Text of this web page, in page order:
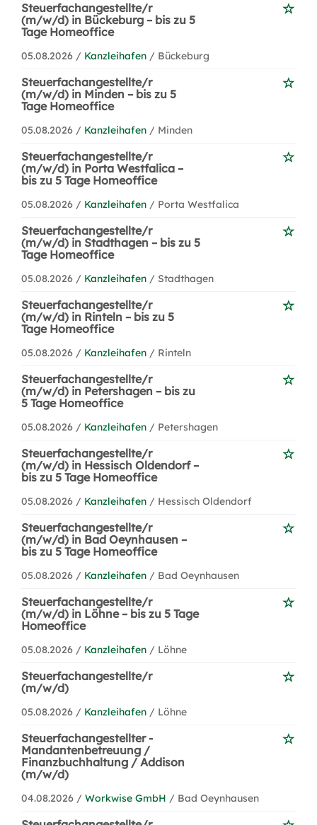
Steuerfachangestellte/r
(m/w/d) in Bückeburg – bis zu 5
Tage Homeoffice
05.08.2026 / Kanzleihafen / Bückeburg
Steuerfachangestellte/r
(m/w/d) in Minden – bis zu 5
Tage Homeoffice
05.08.2026 / Kanzleihafen / Minden
Steuerfachangestellte/r
(m/w/d) in Porta Westfalica –
bis zu 5 Tage Homeoffice
05.08.2026 / Kanzleihafen / Porta Westfalica
Steuerfachangestellte/r
(m/w/d) in Stadthagen – bis zu 5
Tage Homeoffice
05.08.2026 / Kanzleihafen / Stadthagen
Steuerfachangestellte/r
(m/w/d) in Rinteln – bis zu 5
Tage Homeoffice
05.08.2026 / Kanzleihafen / Rinteln
Steuerfachangestellte/r
(m/w/d) in Petershagen – bis zu
5 Tage Homeoffice
05.08.2026 / Kanzleihafen / Petershagen
Steuerfachangestellte/r
(m/w/d) in Hessisch Oldendorf –
bis zu 5 Tage Homeoffice
05.08.2026 / Kanzleihafen / Hessisch Oldendorf
Steuerfachangestellte/r
(m/w/d) in Bad Oeynhausen –
bis zu 5 Tage Homeoffice
05.08.2026 / Kanzleihafen / Bad Oeynhausen
Steuerfachangestellte/r
(m/w/d) in Löhne – bis zu 5 Tage
Homeoffice
05.08.2026 / Kanzleihafen / Löhne
Steuerfachangestellte/r
(m/w/d)
05.08.2026 / Kanzleihafen / Löhne
Steuerfachangestellter -
Mandantenbetreuung /
Finanzbuchhaltung / Addison
(m/w/d)
04.08.2026 / Workwise GmbH / Bad Oeynhausen